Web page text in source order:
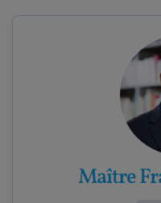
Maître